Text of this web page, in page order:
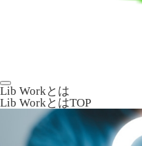
Lib Workとは
Lib WorkとはTOP